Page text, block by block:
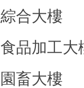
綜合大樓
食品加工大
園畜大樓